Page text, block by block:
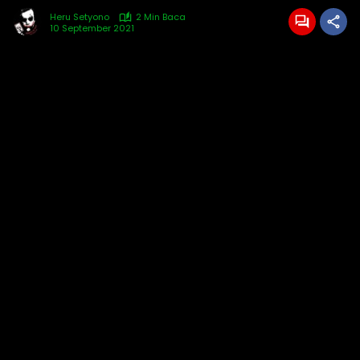
Heru Setyono
2 Min Baca
10 September 2021